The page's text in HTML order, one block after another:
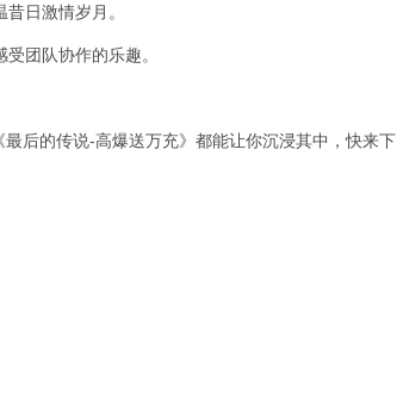
日激情岁月。
团队协作的乐趣。
后的传说-高爆送万充》都能让你沉浸其中，快来下